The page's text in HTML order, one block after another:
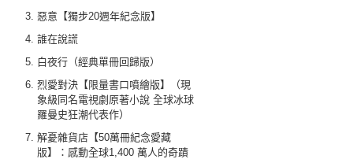
惡意【獨步20週年紀念版】
誰在說謊
白夜行（經典單冊回歸版）
烈愛對決【限量書口噴繪版】（現
象級同名電視劇原著小說 全球冰球
羅曼史狂潮代表作）
解憂雜貨店【50萬冊紀念愛藏
版】：感動全球1,400 萬人的奇蹟